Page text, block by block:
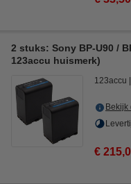
2 stuks: Sony BP-U90 /
123accu huismerk)
123accu
Bekijk
€